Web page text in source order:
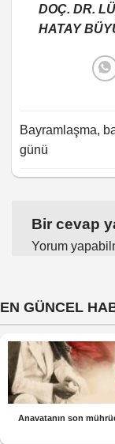
DOÇ. DR.
HATAY
Bayramlaşma,
günü
Bir cevap
Yorum
EN GÜNCEL
Anavatanın son